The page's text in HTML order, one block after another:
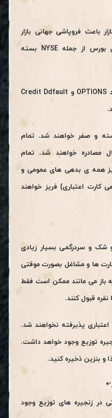
باعث فروپاشی جهانی بازار
بورس خواهد شد و بازارهای بورس از جمله NYSE بسته
تمامی ابزارهای اقتصادی مانند OPTIONS و Credit Ddfault
و صفر خواهند شد. تمام
مصادره خواهند شد. تمام
همه ی بدهی های عمومی و
اعتباری) فریز خواهند
و سردرگمی بسیار زیادی
ها و مشاغل بصورت موقتی
باز می مانند ممکن است فقط
قبول کنند.
پذیرفته نخواهند شد.
توزیع وجود خواهد داشت.
و بنزین ذخیره کنید.
زنجیره های توزیع وجود